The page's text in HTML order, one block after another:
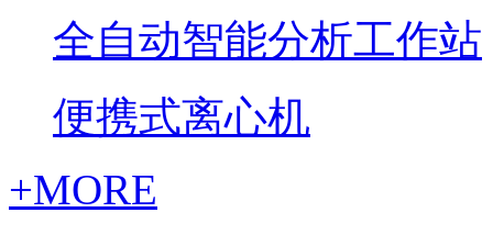
全自动智能分析工作站
便携式离心机
+MORE